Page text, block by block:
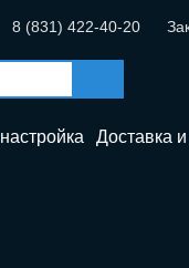
8 (831) 422-40-20
настройка Доставка